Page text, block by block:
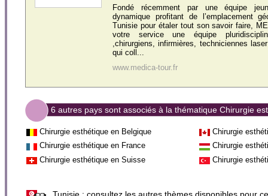
Fondé récemment par une équipe
dynamique profitant de l’emplacement
Tunisie pour étaler tout son savoir faire,
votre service une équipe
,chirurgiens, infirmières, techniciennes
qui coll...
www.medica-tour.fr
6 autres pays sont associés à la thématique Chirurgie
Chirurgie esthétique en Belgique
Chirurgie
Chirurgie esthétique en France
Chirurgie
Chirurgie esthétique en Suisse
Chirurgie